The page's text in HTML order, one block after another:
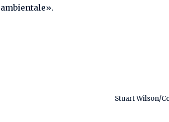
ambientale».
Stuart Wilson/